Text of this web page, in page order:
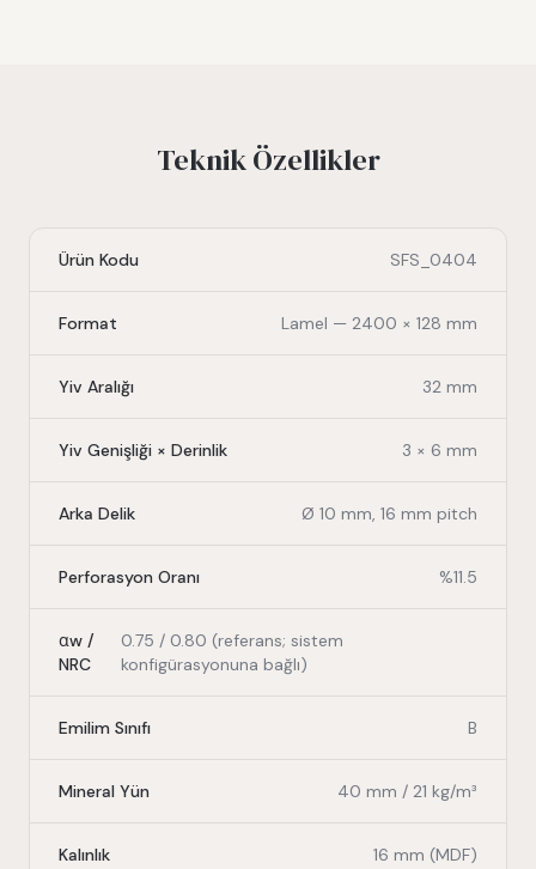
Teknik Özellikler
Ürün Kodu SFS_0404
Format Lamel — 2400 × 128 mm
Yiv Aralığı 32 mm
Yiv Genişliği × Derinlik 3 × 6 mm
Arka Delik Ø 10 mm, 16 mm pitch
Perforasyon Oranı %11.5
αw /
NRC
0.75 / 0.80 (referans; sistem
konfigürasyonuna bağlı)
Emilim Sınıfı B
Mineral Yün 40 mm / 21 kg/m³
Kalınlık 16 mm (MDF)